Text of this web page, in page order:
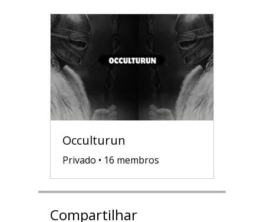
Occulturun
Privado • 16 membros
Compartilhar